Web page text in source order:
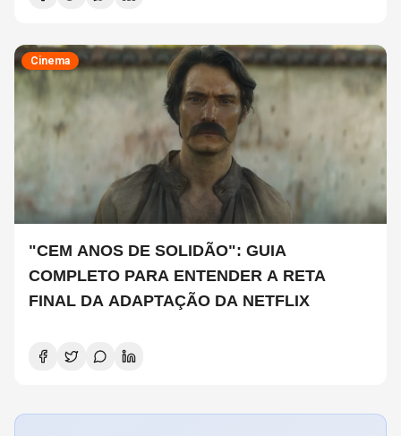
Cinema
"CEM ANOS DE SOLIDÃO": GUIA
COMPLETO PARA ENTENDER A RETA
FINAL DA ADAPTAÇÃO DA NETFLIX